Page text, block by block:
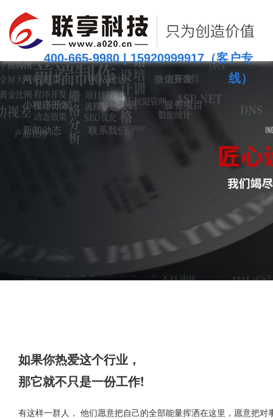
400-665-9980 | 15920999917（客户专
线）
网站首页 网站建设
微信开发
小程序开发
成功案例
服务项目
新闻动态
联系我们
如果你热爱这个行业，
那它就不只是一份工作!
有这样一群人， 他们愿意把自己的全部能量挥洒在这里，愿意把